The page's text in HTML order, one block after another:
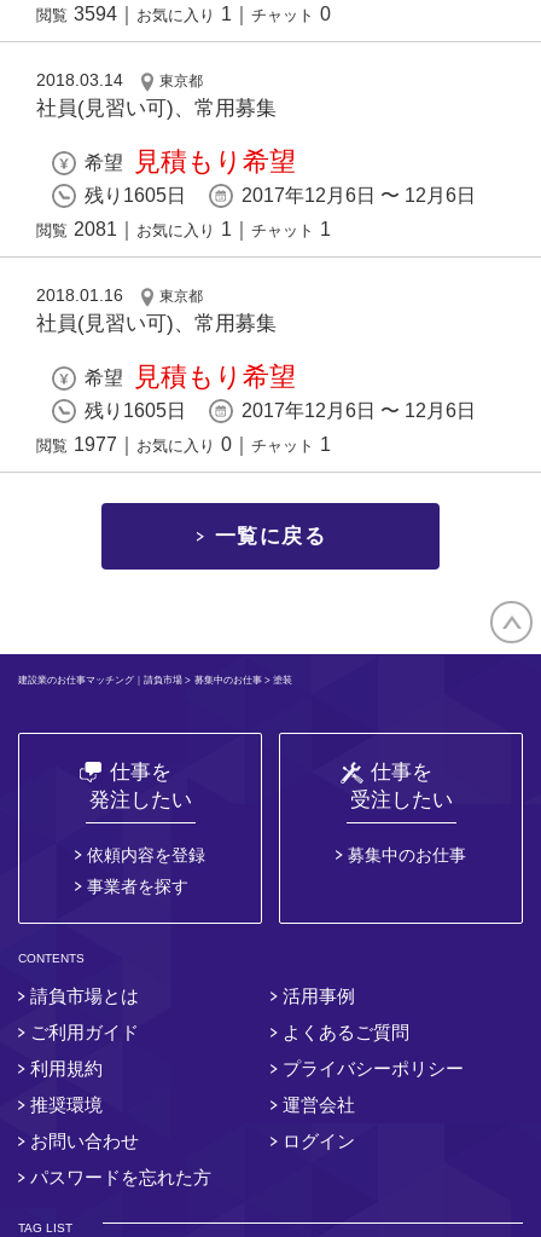
閲覧 3594 お気に入り 1 チャット 0
2018.03.14 東京都
社員(見習い可)、常用募集
希望 見積もり希望
残り1605日 2017年12月6日 〜 12月6日
閲覧 2081 お気に入り 1 チャット 1
2018.01.16 東京都
社員(見習い可)、常用募集
希望 見積もり希望
残り1605日 2017年12月6日 〜 12月6日
閲覧 1977 お気に入り 0 チャット 1
一覧に戻る
建設業のお仕事マッチング｜請負市場 > 募集中のお仕事> 塗装
仕事を
発注したい
依頼内容を登録
事業者を探す
仕事を
受注したい
募集中のお仕事
CONTENTS
請負市場とは
活用事例
ご利用ガイド
よくあるご質問
利用規約
プライバシーポリシー
推奨環境
運営会社
お問い合わせ
ログイン
パスワードを忘れた方
TAG LIST